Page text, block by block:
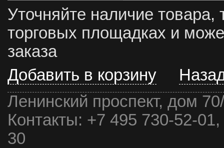
Уточняйте наличие товара,
торговых площадках и
заказа
Добавить в корзину
Ленинский проспект, дом
Контакты: +7 495 730-52-
30